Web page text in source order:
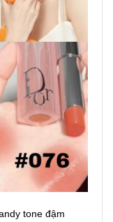
tone đậm